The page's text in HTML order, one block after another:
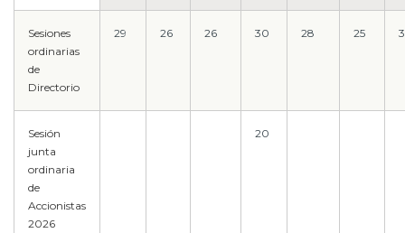
Trabaja en Codelco
Transparencia activa
Canales de denuncia
Acceso trabajadores/as
Sesiones
ordinarias
de
Directorio
29 26 26 30 28 25
Sesión
junta
ordinaria
de
Accionistas
2026
20